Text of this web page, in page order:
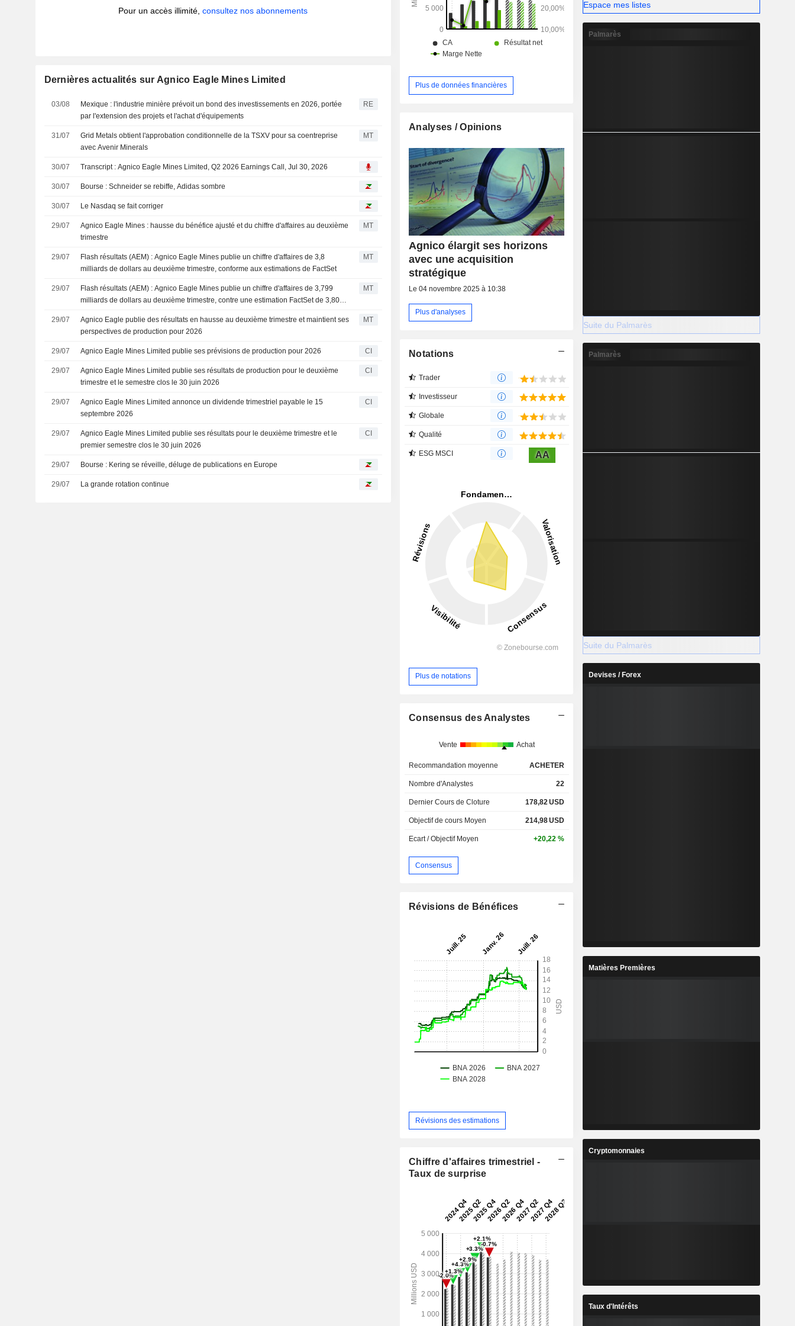
Pour un accès illimité,consultez nos abonnements
Dernières actualités sur Agnico Eagle Mines Limited
03/08
Mexique : l'industrie minière prévoit un bond des investissements en 2026, portée
par l'extension des projets et l'achat d'équipements
RE
31/07
Grid Metals obtient l'approbation conditionnelle de la TSXV pour sa coentreprise
avec Avenir Minerals
MT
30/07 Transcript : Agnico Eagle Mines Limited, Q2 2026 Earnings Call, Jul 30, 2026
30/07 Bourse : Schneider se rebiffe, Adidas sombre
30/07 Le Nasdaq se fait corriger
29/07
Agnico Eagle Mines : hausse du bénéfice ajusté et du chiffre d'affaires au deuxième
trimestre
MT
29/07
Flash résultats (AEM) : Agnico Eagle Mines publie un chiffre d'affaires de 3,8
milliards de dollars au deuxième trimestre, conforme aux estimations de FactSet
MT
29/07
Flash résultats (AEM) : Agnico Eagle Mines publie un chiffre d'affaires de 3,799
milliards de dollars au deuxième trimestre, contre une estimation FactSet de 3,803
MT
29/07
Agnico Eagle publie des résultats en hausse au deuxième trimestre et maintient ses
perspectives de production pour 2026
MT
29/07 Agnico Eagle Mines Limited publie ses prévisions de production pour 2026 CI
29/07
Agnico Eagle Mines Limited publie ses résultats de production pour le deuxième
trimestre et le semestre clos le 30 juin 2026
CI
29/07
Agnico Eagle Mines Limited annonce un dividende trimestriel payable le 15
septembre 2026
CI
29/07
Agnico Eagle Mines Limited publie ses résultats pour le deuxième trimestre et le
premier semestre clos le 30 juin 2026
CI
29/07 Bourse : Kering se réveille, déluge de publications en Europe
29/07 La grande rotation continue
au nord de la Finlande.
Plus de données financières
Analyses / Opinions
Agnico élargit ses horizons
avec une acquisition
stratégique
Le 04 novembre 2025 à 10:38
Plus d'analyses
Notations
Trader
Investisseur
Globale
Qualité
ESG MSCI AA
Plus de notations
Consensus des Analystes
Vente Achat
Recommandation moyenne ACHETER
Nombre d'Analystes 22
Dernier Cours de Cloture 178,82USD
Objectif de cours Moyen 214,98USD
Ecart / Objectif Moyen +20,22 %
Consensus
Révisions de Bénéfices
Révisions des estimations
Chiffre d'affaires trimestriel -
Taux de surprise
Espace mes listes
Palmarès
Suite du Palmarès
Palmarès
Suite du Palmarès
Devises / Forex
Matières Premières
Cryptomonnaies
Taux d'Intérêts